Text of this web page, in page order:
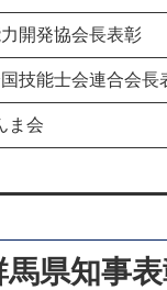
開発協会長表彰
技能士会連合会長
ま会
馬県知事